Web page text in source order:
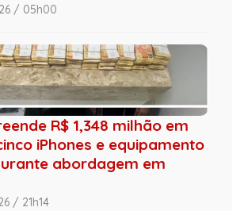
/ 05h00
R$ 1,348 milhão em
iPhones e equipamento
abordagem em
/ 21h14